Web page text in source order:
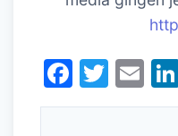
F
a
T
w
E
m